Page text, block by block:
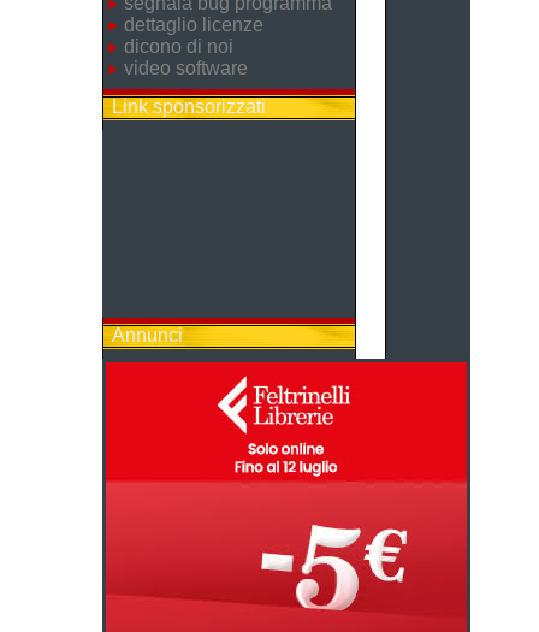
dettaglio licenze
dicono di noi
video software
Link sponsorizzati
Annunci